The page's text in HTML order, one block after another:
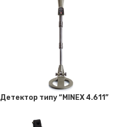
Детектор типу “MINEX 4.611”